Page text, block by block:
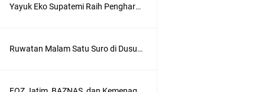
Yayuk Eko Supatemi Raih Penghargaan IGA Jatim, Inovasi Wayang Kulit untuk Anak Berkebutuhan Khusus
Ruwatan Malam Satu Suro di Dusun Kedungsekar Lor, Tradisi Luhur yang Terus Istiqomah